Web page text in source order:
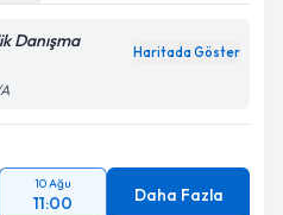
Danışma
Haritada Göster
10 Ağu
11:00 Daha Fazla